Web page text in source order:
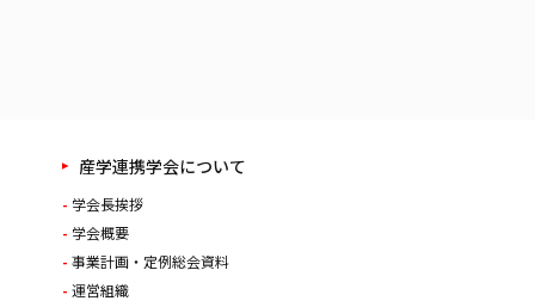
産学連携学会について
学会長挨拶
学会概要
事業計画・定例総会資料
運営組織